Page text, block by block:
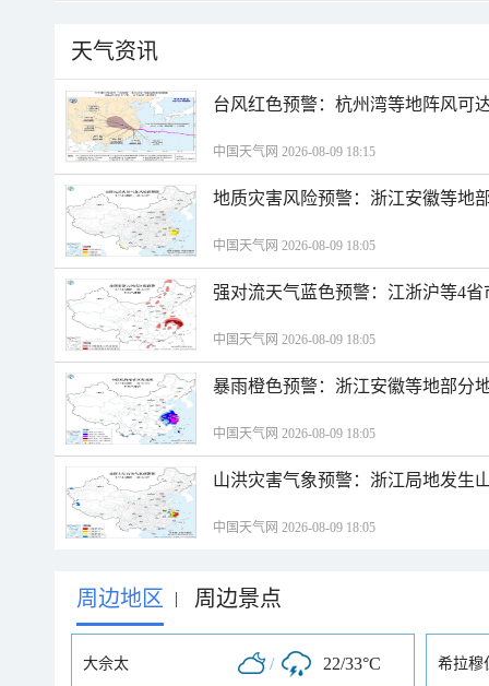
天气资讯
台风红色预警：杭州湾等地阵风可
中国天气网 2026-08-09 18:15
地质灾害风险预警：浙江安徽等地
中国天气网 2026-08-09 18:05
强对流天气蓝色预警：江浙沪等4
中国天气网 2026-08-09 18:05
暴雨橙色预警：浙江安徽等地部分
中国天气网 2026-08-09 18:05
山洪灾害气象预警：浙江局地发生
中国天气网 2026-08-09 18:05
周边地区 | 周边景点
大佘太 / 22/33°C 希拉穆